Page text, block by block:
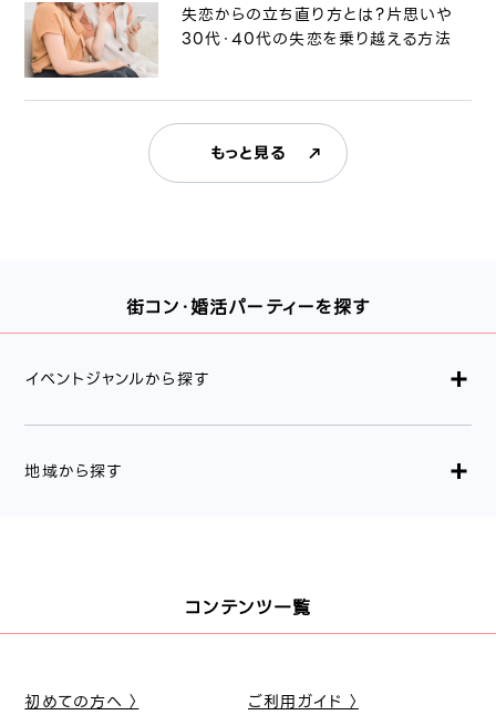
失恋からの立ち直り方とは？片思いや
30代・40代の失恋を乗り越える方法
もっと見る
街コン・婚活パーティーを探す
イベントジャンルから探す
地域から探す
コンテンツ一覧
初めての方へ 〉 ご利用ガイド 〉